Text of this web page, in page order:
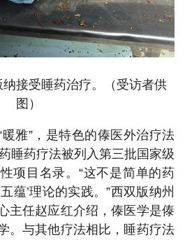
接受睡药治疗。（受访者供
图）
雅”，是特色的傣医外治疗法
睡药疗法被列入第三批国家级
项目名录。“这不是简单的药
蕴’理论的实践。”西双版纳州
主任赵应红介绍，傣医学是傣
。与其他疗法相比，睡药疗法